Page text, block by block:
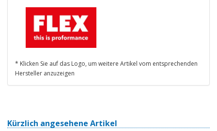
* Klicken Sie auf das Logo, um weitere Artikel vom entsprechenden
Hersteller anzuzeigen
Kürzlich angesehene Artikel